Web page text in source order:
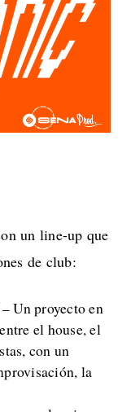
un line-up que
de club:
– Un proyecto en
el house, el
con un
la